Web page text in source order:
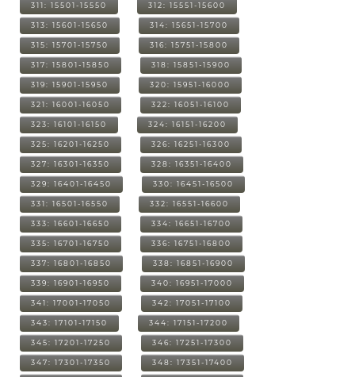
311: 15501-15550 312: 15551-15600
313: 15601-15650 314: 15651-15700
315: 15701-15750 316: 15751-15800
317: 15801-15850 318: 15851-15900
319: 15901-15950 320: 15951-16000
321: 16001-16050 322: 16051-16100
323: 16101-16150 324: 16151-16200
325: 16201-16250 326: 16251-16300
327: 16301-16350 328: 16351-16400
329: 16401-16450 330: 16451-16500
331: 16501-16550 332: 16551-16600
333: 16601-16650 334: 16651-16700
335: 16701-16750 336: 16751-16800
337: 16801-16850 338: 16851-16900
339: 16901-16950 340: 16951-17000
341: 17001-17050 342: 17051-17100
343: 17101-17150 344: 17151-17200
345: 17201-17250 346: 17251-17300
347: 17301-17350 348: 17351-17400